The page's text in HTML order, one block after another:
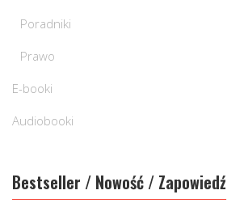
Poradniki
Prawo
E-booki
Audiobooki
Bestseller / Nowość / Zapowiedź